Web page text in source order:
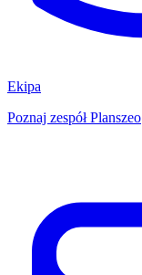
Ekipa
Poznaj zespół Planszeo